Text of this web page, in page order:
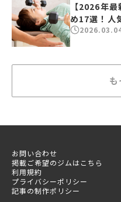
【2026年
め17選！人
も
お問い合わせ
掲載ご希望のジムはこちら
利用規約
プライバシーポリシー
記事の制作ポリシー